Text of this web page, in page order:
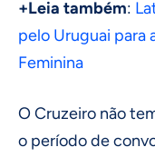
+Leia também:
pelo Uruguai para
Feminina
O Cruzeiro não
o período de